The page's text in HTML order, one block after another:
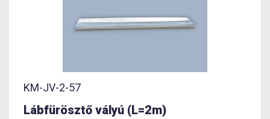
KM-JV-2-57
Lábfürösztő vályú (L=2m)